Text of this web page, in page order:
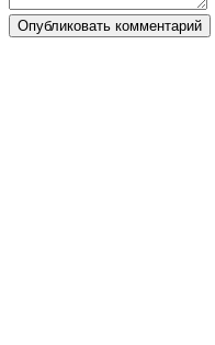
Опубликовать комментарий